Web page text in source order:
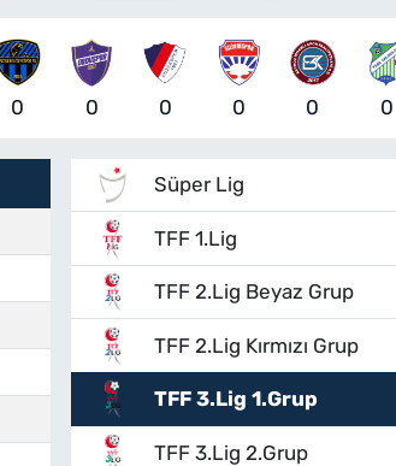
0 0 0 0 0 0
Süper Lig
TFF 1.Lig
TFF 2.Lig Beyaz Grup
TFF 2.Lig Kırmızı Grup
TFF 3.Lig 1.Grup
TFF 3.Lig 2.Grup